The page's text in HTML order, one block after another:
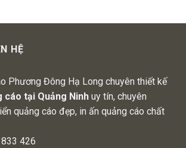
HỆ
Phương Đông Hạ Long chuyên thiết kế
cáo tại Quảng Ninh uy tín, chuyên
quảng cáo đẹp, in ấn quảng cáo chất
426